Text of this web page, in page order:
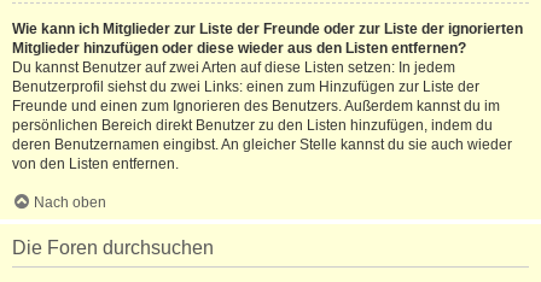
Wie kann ich Mitglieder zur Liste der Freunde oder zur Liste der ignorierten
Mitglieder hinzufügen oder diese wieder aus den Listen entfernen?
Du kannst Benutzer auf zwei Arten auf diese Listen setzen: In jedem
Benutzerprofil siehst du zwei Links: einen zum Hinzufügen zur Liste der
Freunde und einen zum Ignorieren des Benutzers. Außerdem kannst du im
persönlichen Bereich direkt Benutzer zu den Listen hinzufügen, indem du
deren Benutzernamen eingibst. An gleicher Stelle kannst du sie auch wieder
von den Listen entfernen.
Nach oben
Die Foren durchsuchen